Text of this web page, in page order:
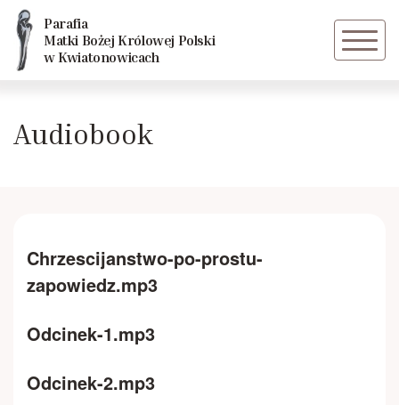
Parafia
Matki Bożej Królowej Polski
w Kwiatonowicach
Świątynia wyposażenie i symbolika
Historia i symbolika drzwi
Dziewczęca Służba Maryjna
Audiobook
Chrzescijanstwo-po-prostu-
zapowiedz.mp3
Odcinek-1.mp3
Odcinek-2.mp3